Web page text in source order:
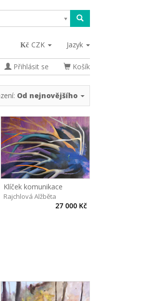
CZK Jazyk
Přihlásit se Košík
Od nejnovějšího
Klíček komunikace
Rajchlová Alžběta
27 000 Kč